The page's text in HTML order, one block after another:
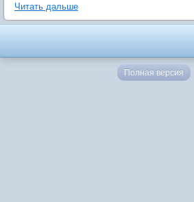
Читать дальше
Полная версия